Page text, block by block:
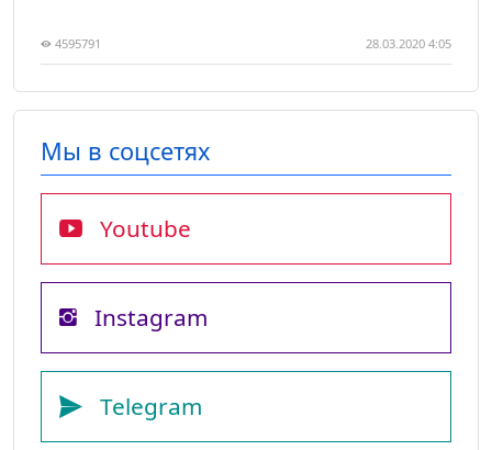
4595791 28.03.2020 4:05
Мы в соцсетях
Youtube
Instagram
Telegram